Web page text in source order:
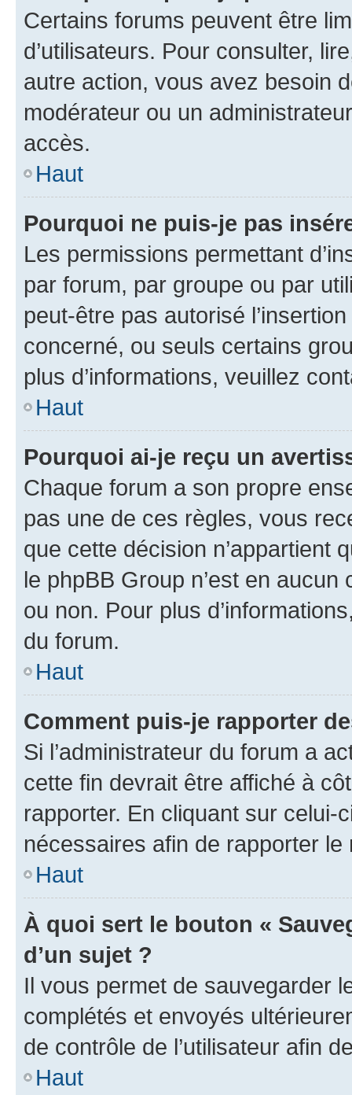
Certains forums peuvent être
d’utilisateurs. Pour consulter,
autre action, vous avez besoin
modérateur ou un
accès.
Haut
Pourquoi ne puis-je pas
Les permissions permettant
par forum, par groupe ou par
peut-être pas autorisé
concerné, ou seuls certains
plus d’informations, veuillez
Haut
Pourquoi ai-je reçu un
Chaque forum a son propre
pas une de ces règles, vous
que cette décision n’appartient
le phpBB Group n’est en
ou non. Pour plus
du forum.
Haut
Comment puis-je rapporter
Si l’administrateur du forum a
cette fin devrait être affiché à
rapporter. En cliquant sur
nécessaires afin de rapporter le
Haut
À quoi sert le bouton «
d’un sujet ?
Il vous permet de sauvegarder
complétés et envoyés
de contrôle de l’utilisateur afin
Haut